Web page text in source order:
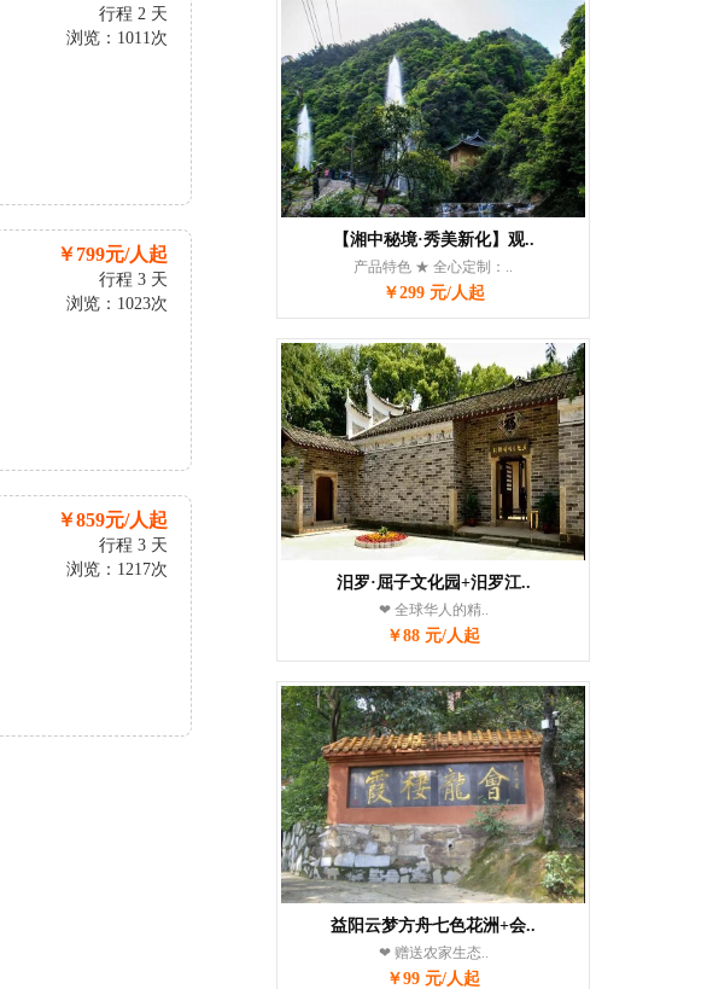
行程 2 天
浏览：1011次
￥799元/人起
行程 3 天
浏览：1023次
￥859元/人起
行程 3 天
浏览：1217次
【湘中秘境·秀美新化】观..
产品特色 ★ 全心定制：..
￥299 元/人起
汨罗·屈子文化园+汨罗江..
❤ 全球华人的精..
￥88 元/人起
益阳云梦方舟七色花洲+会..
❤ 赠送农家生态..
￥99 元/人起